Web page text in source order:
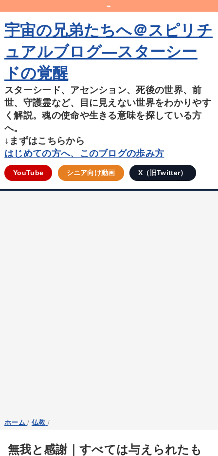
=
宇宙の兄弟たちへ＠スピリチ
ュアルブログ―スターシー
ドの覚醒
スターシード、アセンション、死後の世界、前
世、守護霊など、目に見えない世界をわかりやす
く解説。魂の使命や生きる意味を探している方
へ。
↓まずはこちらから
はじめての方へ、このブログの歩み方
YouTube シニア向け動画 X（旧Twitter）
ホーム / 仏教 /
無我と感謝｜すべては与えられたも